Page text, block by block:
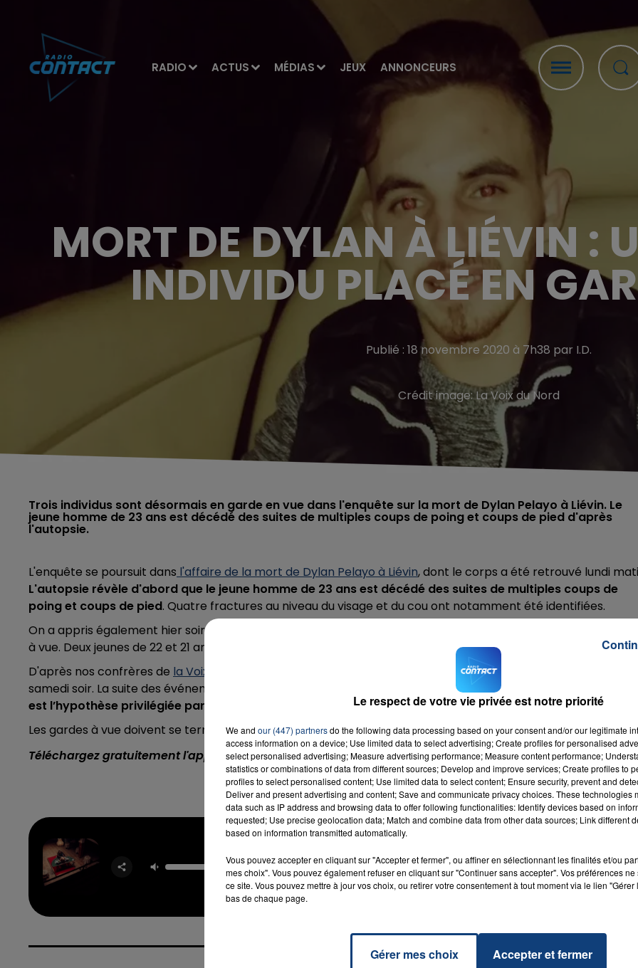
RADIO ACTUS MÉDIAS JEUX ANNONCEURS
MORT DE DYLAN À LIÉVIN :
INDIVIDU PLACÉ EN
Publié : 18 novembre 2020 à 7h38 par I.D.
Crédit image:La Voix du Nord
Trois individus sont désormais en garde en vue dans l'enquête sur la mort de Dylan Pelayo à Liévin. Le
jeune homme de 23 ans est décédé des suites de multiples coups de poing et coups de pied d'après
l'autopsie.
L'enquête se poursuit dans l'affaire de la mort de Dylan Pelayo à Liévin, dont le corps a été retrouvé lundi
L'autopsie révèle d'abord que le jeune homme de 23 ans est décédé des suites de multiples coups de
poing et coups de pied. Quatre fractures au niveau du visage et du cou ont notamment été identifiées.
On a appris également hier soir qu'un troisième individu âgé d'une vingtaine d'années avait été placé en garde
à vue. Deux jeunes de 22 et 21 ans avaient déjà été interpellés le jour des faits.
D'après nos confrères de la Voix du Nord
, la victime et les suspects se seraient croisés dans une soirée à Liévin
samedi soir. La suite des événements était toujours inconnue hier soir.
Une violente dispute, sur fond d’alcool,
est l’hypothèse privilégiée par les enquêteurs
Les gardes à vue doivent se terminer ce mercredi après-midi.
Téléchargez gratuitement l'application Contact FM sur
et
Girlfriend
TAYC
RADIO CONTACT
Le respect de votre vie privée est notre priorité
We and our (447) partnersdo the following data processing based on your consent and/or our legitimate
access information on a device; Use limited data to select advertising; Create profiles for personalised
select personalised advertising; Measure advertising performance; Measure content performance;
statistics or combinations of data from different sources; Develop and improve services; Create profiles to
profiles to select personalised content; Use limited data to select content; Ensure security, prevent and
Deliver and present advertising and content; Save and communicate privacy choices. These technologies
data such as IP address and browsing data to offer following functionalities: Identify devices based on
requested; Use precise geolocation data; Match and combine data from other data sources; Link different
based on information transmitted automatically.
Vous pouvez accepter en cliquant sur "Accepter et fermer", ou affiner en sélectionnant les finalités et/ou
mes choix". Vous pouvez également refuser en cliquant sur "Continuer sans accepter". Vos préférences
ce site. Vous pouvez mettre à jour vos choix, ou retirer votre consentement à tout moment via le lien
bas de chaque page.
Gérer mes choix Accepter et fermer